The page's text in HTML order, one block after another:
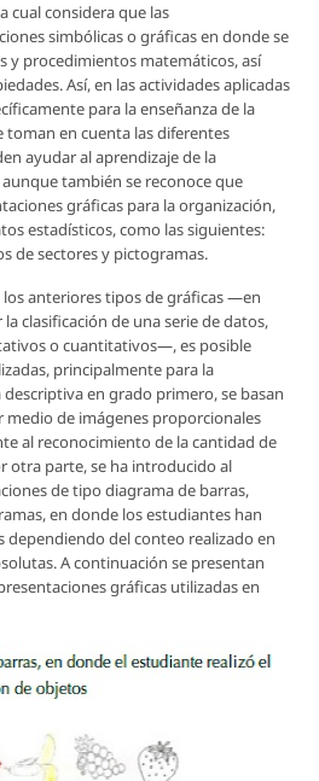
cual considera que las
simbólicas o gráficas en donde se
y procedimientos matemáticos, así
Así, en las actividades aplicadas
para la enseñanza de la
en cuenta las diferentes
ayudar al aprendizaje de la
también se reconoce que
gráficas para la organización,
estadísticos, como las siguientes:
de sectores y pictogramas.
anteriores tipos de gráficas —en
clasificación de una serie de datos,
o cuantitativos—, es posible
principalmente para la
en grado primero, se basan
de imágenes proporcionales
al reconocimiento de la cantidad de
otra parte, se ha introducido al
de tipo diagrama de barras,
en donde los estudiantes han
del conteo realizado en
A continuación se presentan
gráficas utilizadas en